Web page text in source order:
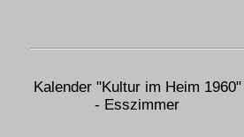
Kalender "Kultur im Heim 1960"
- Esszimmer